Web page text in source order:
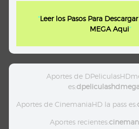
"Leer los Pasos Para
MEGA Aqui"
Aportes de
es:
Aportes de CinemaniaHD la pass es:
Aportes recientes: